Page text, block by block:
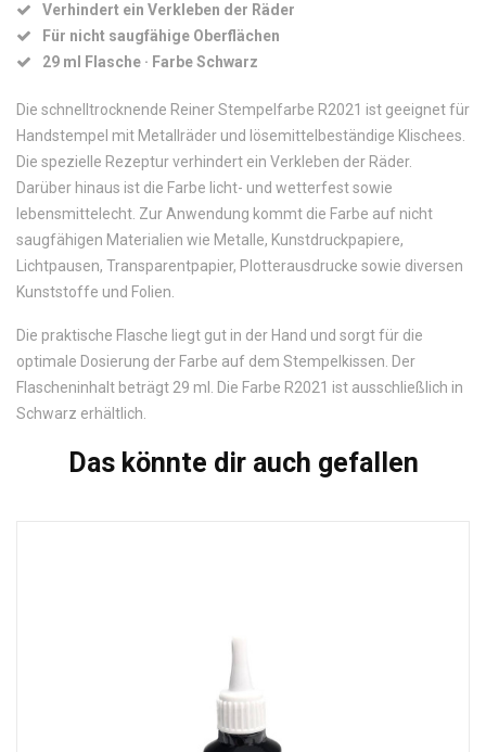
Verhindert ein Verkleben der Räder
Für nicht saugfähige Oberflächen
29 ml Flasche · Farbe Schwarz
Die schnelltrocknende Reiner Stempelfarbe R2021 ist geeignet für
Handstempel mit Metallräder und lösemittelbeständige Klischees.
Die spezielle Rezeptur verhindert ein Verkleben der Räder.
Darüber hinaus ist die Farbe licht- und wetterfest sowie
lebensmittelecht. Zur Anwendung kommt die Farbe auf nicht
saugfähigen Materialien wie Metalle, Kunstdruckpapiere,
Lichtpausen, Transparentpapier, Plotterausdrucke sowie diversen
Kunststoffe und Folien.
Die praktische Flasche liegt gut in der Hand und sorgt für die
optimale Dosierung der Farbe auf dem Stempelkissen. Der
Flascheninhalt beträgt 29 ml. Die Farbe R2021 ist ausschließlich in
Schwarz erhältlich.
Das könnte dir auch gefallen